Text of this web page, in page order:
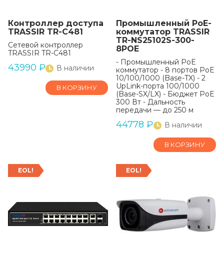
Контроллер доступа
TRASSIR TR-C481
Сетевой контроллер
TRASSIR TR-C481
43990 ₽ В наличии
В КОРЗИНУ
Промышленный РоЕ-
коммутатор TRASSIR
TR-NS25102S-300-
8POE
- Промышленный PoE
коммутатор - 8 портов PoE
10/100/1000 (Base-TX) - 2
UpLink-порта 100/1000
(Base-SX/LX) - Бюджет PoE
300 Вт - Дальность
передачи — до 250 м
44778 ₽ В наличии
В КОРЗИНУ
EOL! EOL!